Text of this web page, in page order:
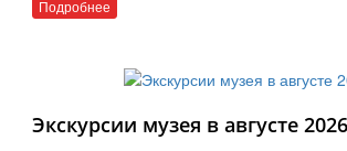
Подробнее
Экскурсии музея в августе 2026